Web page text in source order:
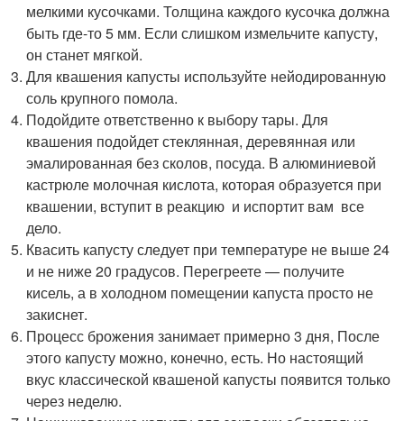
мелкими кусочками. Толщина каждого кусочка должна
быть где-то 5 мм. Если слишком измельчите капусту,
он станет мягкой.
Для квашения капусты используйте нейодированную
соль крупного помола.
Подойдите ответственно к выбору тары. Для
квашения подойдет стеклянная, деревянная или
эмалированная без сколов, посуда. В алюминиевой
кастрюле молочная кислота, которая образуется при
квашении, вступит в реакцию и испортит вам все
дело.
Квасить капусту следует при температуре не выше 24
и не ниже 20 градусов. Перегреете — получите
кисель, а в холодном помещении капуста просто не
закиснет.
Процесс брожения занимает примерно 3 дня, После
этого капусту можно, конечно, есть. Но настоящий
вкус классической квашеной капусты появится только
через неделю.